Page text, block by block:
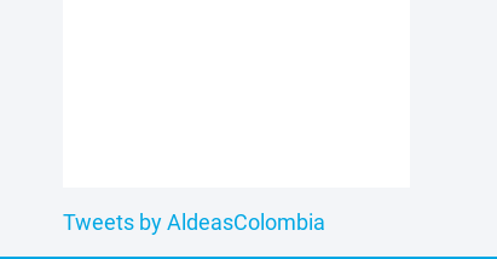
Tweets by AldeasColombia